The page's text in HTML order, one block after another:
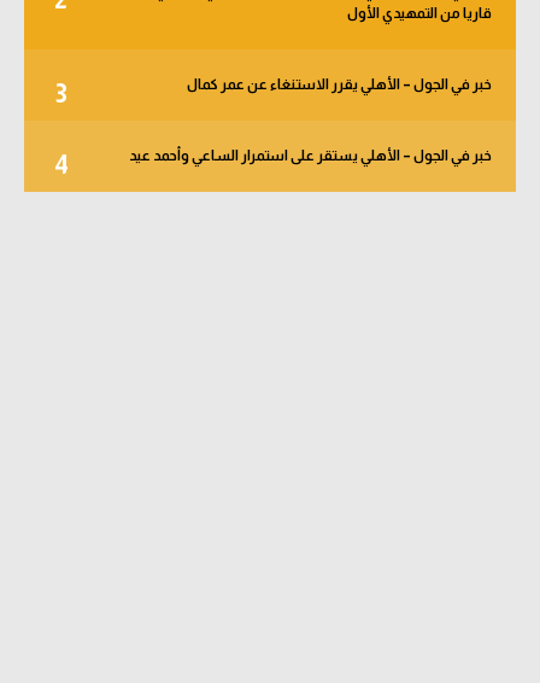
قاريا من التمهيدي الأول
3 خبر في الجول – الأهلي يقرر الاستنغاء عن عمر كمال
4 خبر في الجول – الأهلي يستقر على استمرار الساعي وأحمد عيد